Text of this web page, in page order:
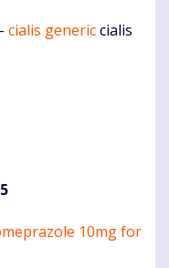
cialis genericcialis
10mg for